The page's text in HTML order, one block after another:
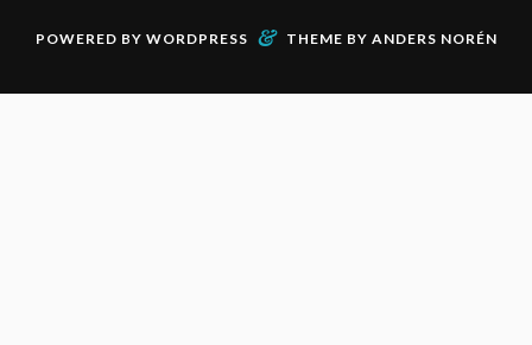
POWERED BY WORDPRESS & THEME BY ANDERS NORÉN